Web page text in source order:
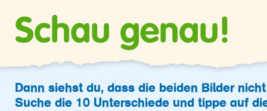
Schau genau!
Dann siehst du, dass die beiden Bilder
Suche die 10 Unterschiede und tippe auf